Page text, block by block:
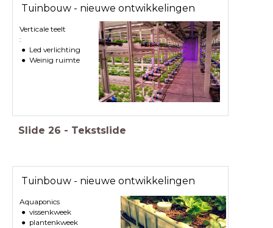
Tuinbouw - nieuwe ontwikkelingen
Verticale teelt
:
Led verlichting
Weinig ruimte
Slide 26 - Tekstslide
Tuinbouw - nieuwe ontwikkelingen
Aquaponics
vissenkweek
plantenkweek